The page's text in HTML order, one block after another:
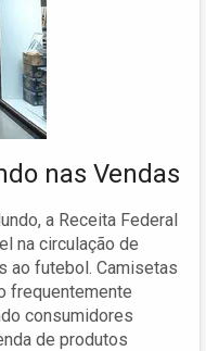
nas Vendas
a Receita Federal
na circulação de
ao futebol. Camisetas
frequentemente
consumidores
de produtos